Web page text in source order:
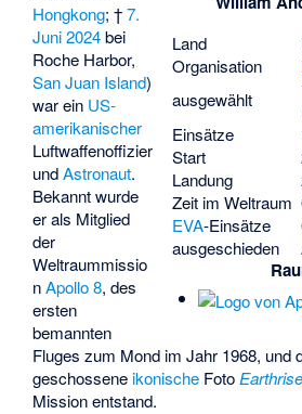
Land
Organisation
ausgewählt
Einsätze
Start
Landung
Zeit im Weltraum
EVA-Einsätze
ausgeschieden
Hongkong; †7.
Juni 2024bei
Roche Harbor,
San Juan Island)
war ein US-
amerikanischer
Luftwaffenoffizier
undAstronaut.
Bekannt wurde
er als Mitglied
der
Weltraummissio
nApollo 8, des
ersten
bemannten
Fluges zum Mond im Jahr 1968, und
geschossene ikonische FotoEarthrise
Mission entstand.